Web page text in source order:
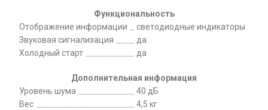
Функциональность
Отображение информации
светодиодные индикаторы
Звуковая сигнализация
да
Холодный старт
да
Дополнительная информация
Уровень шума
40 дБ
Вес
4,5 кг